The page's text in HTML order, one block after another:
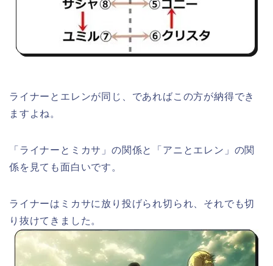
ライナーとエレンが同じ、であればこの方が納得でき
ますよね。
「ライナーとミカサ」の関係と「アニとエレン」の関
係を見ても面白いです。
ライナーはミカサに放り投げられ切られ、それでも切
り抜けてきました。